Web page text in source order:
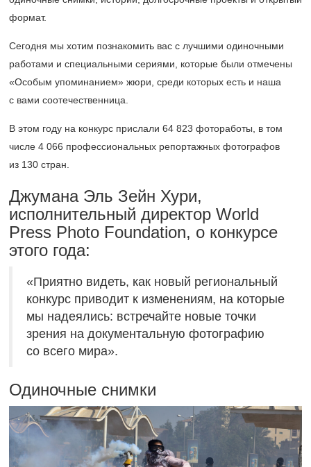
формат.
Сегодня мы хотим познакомить вас с лучшими одиночными
работами и специальными сериями, которые были отмечены
«Особым упоминанием» жюри, среди которых есть и наша
с вами соотечественница.
В этом году на конкурс прислали 64 823 фотоработы, в том
числе 4 066 профессиональных репортажных фотографов
из 130 стран.
Джумана Эль Зейн Хури,
исполнительный директор World
Press Photo Foundation, о конкурсе
этого года:
«Приятно видеть, как новый региональный
конкурс приводит к изменениям, на которые
мы надеялись: встречайте новые точки
зрения на документальную фотографию
со всего мира».
Одиночные снимки